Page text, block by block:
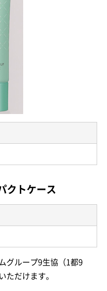
トケース
グループ9生協（1都9
ただけます。